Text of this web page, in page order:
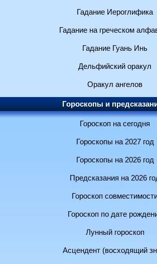
Гадание Иероглифика
Гадание на греческом
Гадание Гуань Инь
Дельфийский оракул
Оракул ангелов
Гороскопы и
Гороскоп на сегодня
Гороскопы на 2027 год
Гороскопы на 2026 год
Предсказания на 2026
Гороскоп
Гороскоп по дате
Лунный гороскоп
Асцендент (восходящий